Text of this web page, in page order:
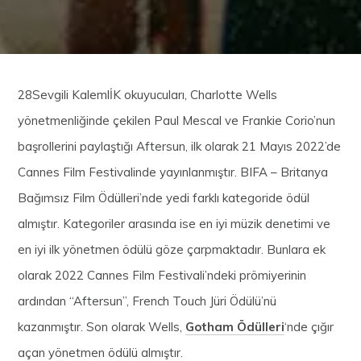
28Sevgili KalemlİK okuyucuları, Charlotte Wells
yönetmenliğinde çekilen Paul Mescal ve Frankie Corio’nun
başrollerini paylaştığı Aftersun, ilk olarak 21 Mayıs 2022’de
Cannes Film Festivalinde yayınlanmıştır. BIFA – Britanya
Bağımsız Film Ödülleri’nde yedi farklı kategoride ödül
almıştır. Kategoriler arasında ise en iyi müzik denetimi ve
en iyi ilk yönetmen ödülü göze çarpmaktadır. Bunlara ek
olarak 2022 Cannes Film Festivali’ndeki prömiyerinin
ardından “Aftersun”, French Touch Jüri Ödülü’nü
kazanmıştır. Son olarak Wells, Gotham Ödülleri‘nde çığır
açan yönetmen ödülü almıştır.